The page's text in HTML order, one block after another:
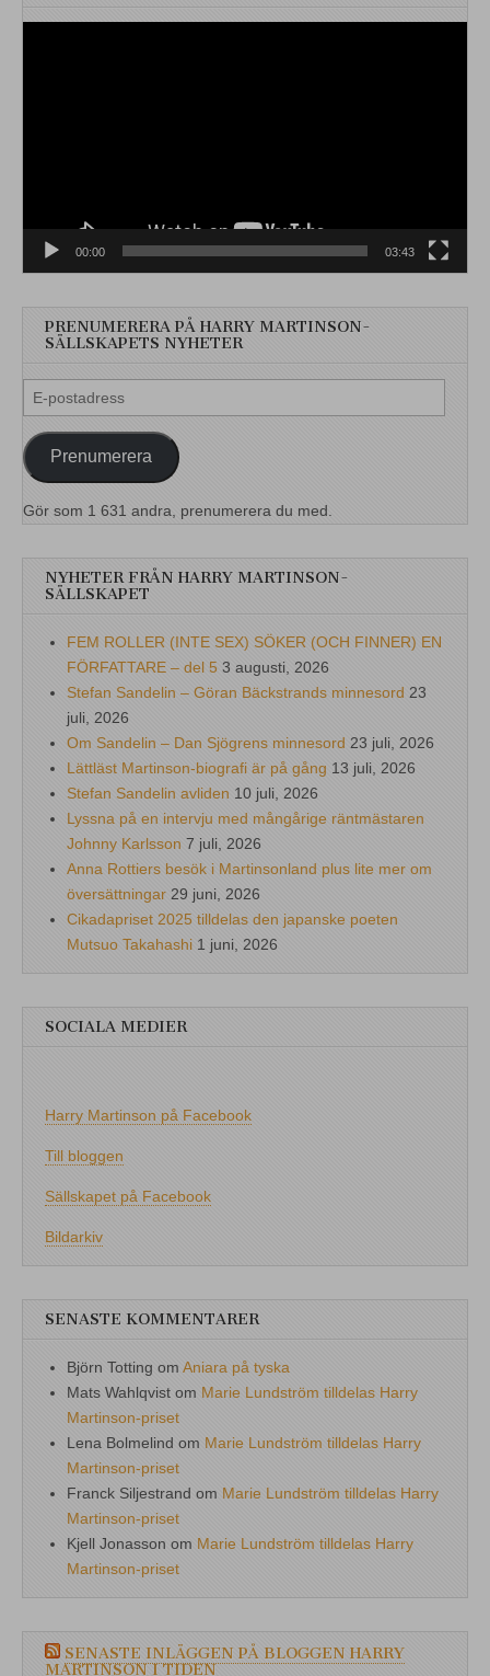
00:00 03:43
PRENUMERERA PÅ HARRY MARTINSON-
SÄLLSKAPETS NYHETER
E-
postadress
Prenumerera
Gör som 1 631 andra, prenumerera du med.
NYHETER FRÅN HARRY MARTINSON-
SÄLLSKAPET
FEM ROLLER (INTE SEX) SÖKER (OCH FINNER) EN
FÖRFATTARE – del 5 3 augusti, 2026
Stefan Sandelin – Göran Bäckstrands minnesord 23
juli, 2026
Om Sandelin – Dan Sjögrens minnesord 23 juli, 2026
Lättläst Martinson-biografi är på gång 13 juli, 2026
Stefan Sandelin avliden 10 juli, 2026
Lyssna på en intervju med mångårige räntmästaren
Johnny Karlsson 7 juli, 2026
Anna Rottiers besök i Martinsonland plus lite mer om
översättningar 29 juni, 2026
Cikadapriset 2025 tilldelas den japanske poeten
Mutsuo Takahashi 1 juni, 2026
SOCIALA MEDIER
Harry Martinson på Facebook
Till bloggen
Sällskapet på Facebook
Bildarkiv
SENASTE KOMMENTARER
Björn Totting om Aniara på tyska
Mats Wahlqvist om Marie Lundström tilldelas Harry
Martinson-priset
Lena Bolmelind om Marie Lundström tilldelas Harry
Martinson-priset
Franck Siljestrand om Marie Lundström tilldelas Harry
Martinson-priset
Kjell Jonasson om Marie Lundström tilldelas Harry
Martinson-priset
SENASTE INLÄGGEN PÅ BLOGGEN HARRY
MARTINSON I TIDEN